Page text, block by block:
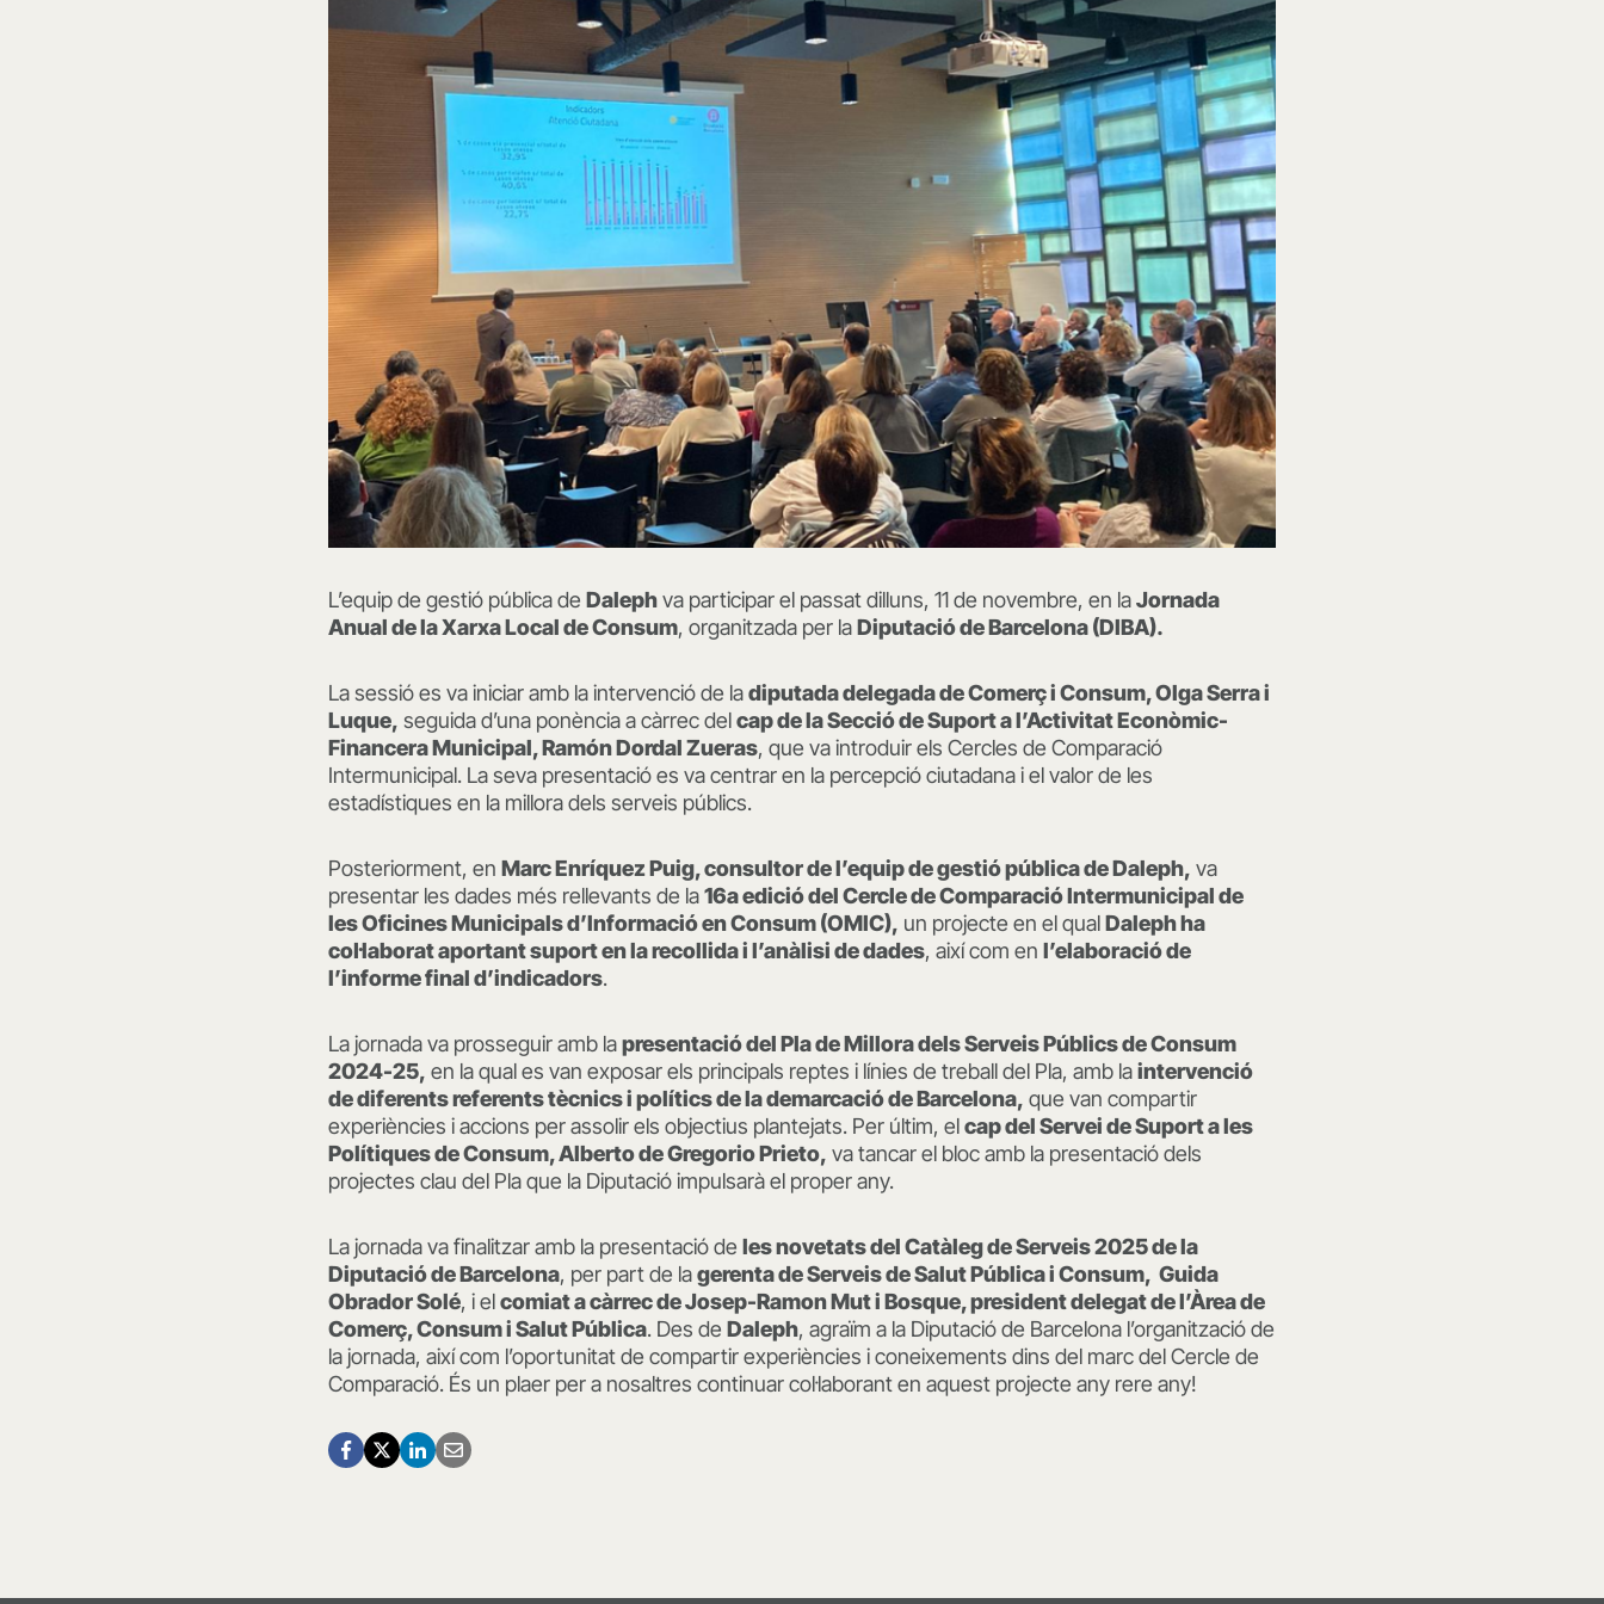
L’equip de gestió pública de Dalephva participar el passat dilluns, 11 de novembre, en laJornada
Anual de la Xarxa Local de Consum, organitzada per laDiputació de Barcelona (DIBA).
La sessió es va iniciar amb la intervenció de ladiputada delegada de Comerç i Consum, Olga Serra i
Luque, seguida d’una ponència a càrrec delcap de la Secció de Suport a l’Activitat Econòmic-
Financera Municipal, Ramón Dordal Zueras, que va introduir els Cercles de Comparació
Intermunicipal. La seva presentació es va centrar en la percepció ciutadana i el valor de les
estadístiques en la millora dels serveis públics.
Posteriorment, en Marc Enríquez Puig, consultor de l’equip de gestió pública de Daleph, va
presentar les dades més rellevants de la16a edició del Cercle de Comparació Intermunicipal de
les Oficines Municipals d’Informació en Consum (OMIC), un projecte en el qualDaleph ha
col·laborat aportant suport en la recollida i l’anàlisi de dades, així com en l’elaboració de
l’informe final d’indicadors.
La jornada va prosseguir amb lapresentació del Pla de Millora dels Serveis Públics de Consum
2024-25, en la qual es van exposar els principals reptes i línies de treball del Pla, amb laintervenció
de diferents referents tècnics i polítics de la demarcació de Barcelona, que van compartir
experiències i accions per assolir els objectius plantejats. Per últim, elcap del Servei de Suport a les
Polítiques de Consum, Alberto de Gregorio Prieto, va tancar el bloc amb la presentació dels
projectes clau del Pla que la Diputació impulsarà el proper any.
La jornada va finalitzar amb la presentació de les novetats del Catàleg de Serveis 2025 de la
Diputació de Barcelona, per part de lagerenta de Serveis de Salut Pública i Consum, Guida
Obrador Solé, i elcomiat a càrrec de Josep-Ramon Mut i Bosque, president delegat de l’Àrea de
Comerç, Consum i Salut Pública. Des de Daleph, agraïm a la Diputació de Barcelona l’organització de
la jornada, així com l’oportunitat de compartir experiències i coneixements dins del marc del Cercle de
Comparació. És un plaer per a nosaltres continuar col·laborant en aquest projecte any rere any!